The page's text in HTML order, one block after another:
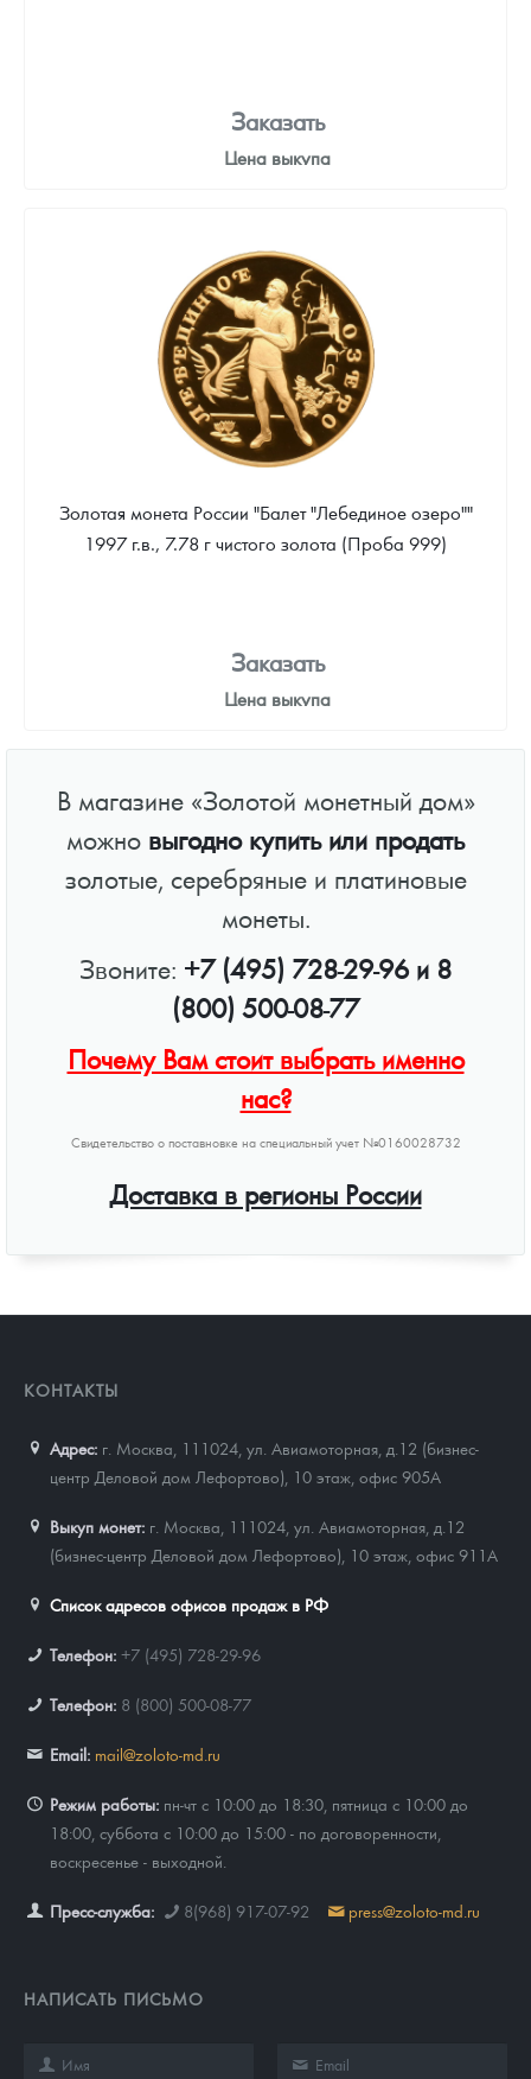
Заказать
Цена выкупа
Золотая монета России "Балет "Лебединое озеро""
1997 г.в., 7.78 г чистого золота (Проба 999)
Заказать
Цена выкупа
В магазине «Золотой монетный дом»
можно выгодно купить или продать
золотые, серебряные и платиновые
монеты.
Звоните: +7 (495) 728-29-96и 8
(800) 500-08-77
Почему Вам стоит выбрать именно
нас?
Свидетельство о поставновке на специальный учет №0160028732
Доставка в регионы России
КОНТАКТЫ
Адрес: г. Москва, 111024 ул. Авиамоторная, д.12 (бизнес-
центр Деловой дом Лефортово), 10 этаж, офис 905А
Выкуп монет: г. Москва, 111024, ул. Авиамоторная, д.12
(бизнес-центр Деловой дом Лефортово), 10 этаж, офис 911А
Список адресов офисов продаж в РФ
Телефон: +7 (495) 728-29-96
Телефон: 8 (800) 500-08-77
Email: mail@zoloto-md.ru
Режим работы: пн-чт с 10:00 до 18:30, пятница с 10:00 до
18:00, суббота с 10:00 до 15:00 - по договоренности,
воскресенье - выходной.
Пресс-служба: 8(968) 917-07-92 press@zoloto-md.ru
НАПИСАТЬ ПИСЬМО